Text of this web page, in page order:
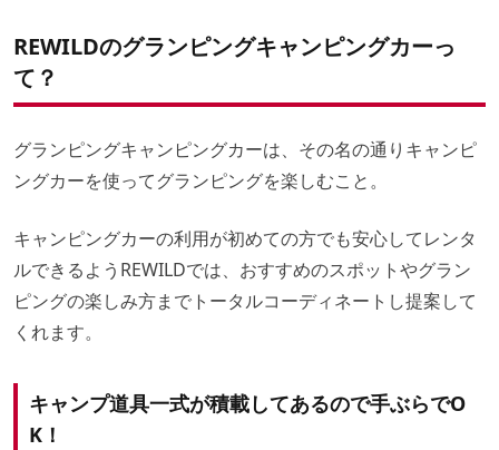
REWILDのグランピングキャンピングカーっ
て？
グランピングキャンピングカーは、その名の通りキャンピ
ングカーを使ってグランピングを楽しむこと。
キャンピングカーの利用が初めての方でも安心してレンタ
ルできるようREWILDでは、おすすめのスポットやグラン
ピングの楽しみ方までトータルコーディネートし提案して
くれます。
キャンプ道具一式が積載してあるので手ぶらでO
K！